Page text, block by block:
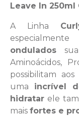
Leave In 250ml
A Linha
especialmente
ondulados
Aminoácidos,
possibilitam
uma incrível
hidratar ele
mais fortes e